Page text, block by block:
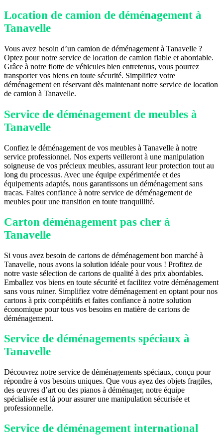
Location de camion de déménagement à
Tanavelle
Vous avez besoin d’un camion de déménagement à Tanavelle ?
Optez pour notre service de location de camion fiable et abordable.
Grâce à notre flotte de véhicules bien entretenus, vous pourrez
transporter vos biens en toute sécurité. Simplifiez votre
déménagement en réservant dès maintenant notre service de location
de camion à Tanavelle.
Service de déménagement de meubles à
Tanavelle
Confiez le déménagement de vos meubles à Tanavelle à notre
service professionnel. Nos experts veilleront à une manipulation
soigneuse de vos précieux meubles, assurant leur protection tout au
long du processus. Avec une équipe expérimentée et des
équipements adaptés, nous garantissons un déménagement sans
tracas. Faites confiance à notre service de déménagement de
meubles pour une transition en toute tranquillité.
Carton déménagement pas cher à
Tanavelle
Si vous avez besoin de cartons de déménagement bon marché à
Tanavelle, nous avons la solution idéale pour vous ! Profitez de
notre vaste sélection de cartons de qualité à des prix abordables.
Emballez vos biens en toute sécurité et facilitez votre déménagement
sans vous ruiner. Simplifiez votre déménagement en optant pour nos
cartons à prix compétitifs et faites confiance à notre solution
économique pour tous vos besoins en matière de cartons de
déménagement.
Service de déménagements spéciaux à
Tanavelle
Découvrez notre service de déménagements spéciaux, conçu pour
répondre à vos besoins uniques. Que vous ayez des objets fragiles,
des œuvres d’art ou des pianos à déménager, notre équipe
spécialisée est là pour assurer une manipulation sécurisée et
professionnelle.
Service de déménagement international